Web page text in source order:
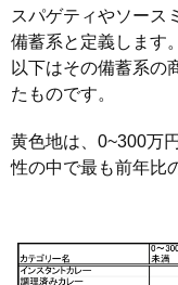
スパゲティやソース
備蓄系と定義します。
以下はその備蓄系の
たものです。
黄色地は、0~300万
性の中で最も前年比